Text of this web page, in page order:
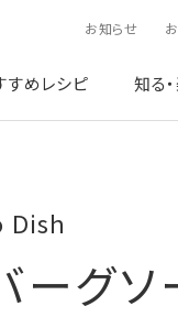
お知らせ
すめレシピ 知る
Dish
ーグソ